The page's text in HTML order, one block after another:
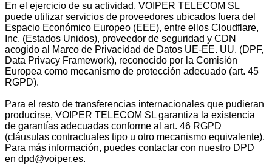
En el ejercicio de su actividad, VOIPER TELECOM SL
puede utilizar servicios de proveedores ubicados fuera del
Espacio Económico Europeo (EEE), entre ellos Cloudflare,
Inc. (Estados Unidos), proveedor de seguridad y CDN
acogido al Marco de Privacidad de Datos UE-EE. UU. (DPF,
Data Privacy Framework), reconocido por la Comisión
Europea como mecanismo de protección adecuado (art. 45
RGPD).
Para el resto de transferencias internacionales que pudieran
producirse, VOIPER TELECOM SL garantiza la existencia
de garantías adecuadas conforme al art. 46 RGPD
(cláusulas contractuales tipo u otro mecanismo equivalente).
Para más información, puedes contactar con nuestro DPD
en dpd@voiper.es.